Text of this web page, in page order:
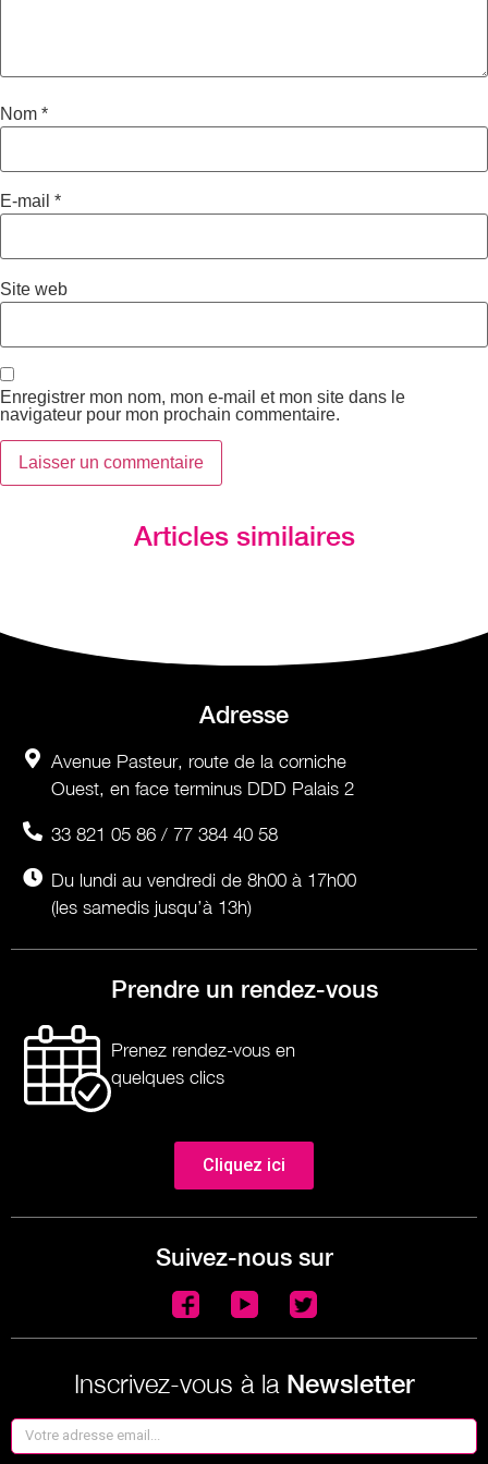
Nom *
E-mail *
Site web
Enregistrer mon nom, mon e-mail et mon site dans le
navigateur pour mon prochain commentaire.
Articles similaires
Adresse
Avenue Pasteur, route de la corniche
Ouest, en face terminus DDD Palais 2
33 821 05 86 / 77 384 40 58
Du lundi au vendredi de 8h00 à 17h00
(les samedis jusqu’à 13h)
Prendre un rendez-vous
Prenez rendez-vous en
quelques clics
Cliquez ici
Suivez-nous sur
Inscrivez-vous à la Newsletter